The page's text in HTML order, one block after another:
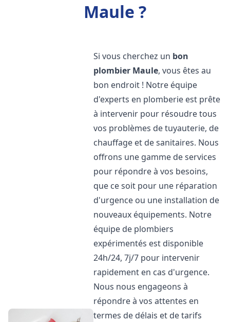
Maule ?
Si vous cherchez un bon
plombier Maule, vous êtes au
bon endroit ! Notre équipe
d'experts en plomberie est prête
à intervenir pour résoudre tous
vos problèmes de tuyauterie, de
chauffage et de sanitaires. Nous
offrons une gamme de services
pour répondre à vos besoins,
que ce soit pour une réparation
d'urgence ou une installation de
nouveaux équipements. Notre
équipe de plombiers
expérimentés est disponible
24h/24, 7j/7 pour intervenir
rapidement en cas d'urgence.
Nous nous engageons à
répondre à vos attentes en
termes de délais et de tarifs